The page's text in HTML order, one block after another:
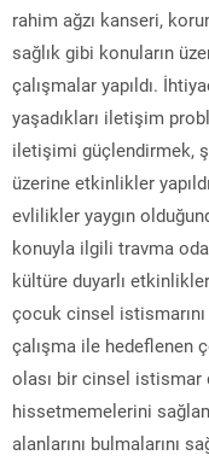
rahim ağzı kanseri,
sağlık gibi konuların
çalışmalar yapıldı.
yaşadıkları iletişim
iletişimi güçlendirmek,
üzerine etkinlikler
evlilikler yaygın
konuyla ilgili travma
kültüre duyarlı
çocuk cinsel
çalışma ile hedeflenen
olası bir cinsel istismar
hissetmemelerini
alanlarını bulmalarını